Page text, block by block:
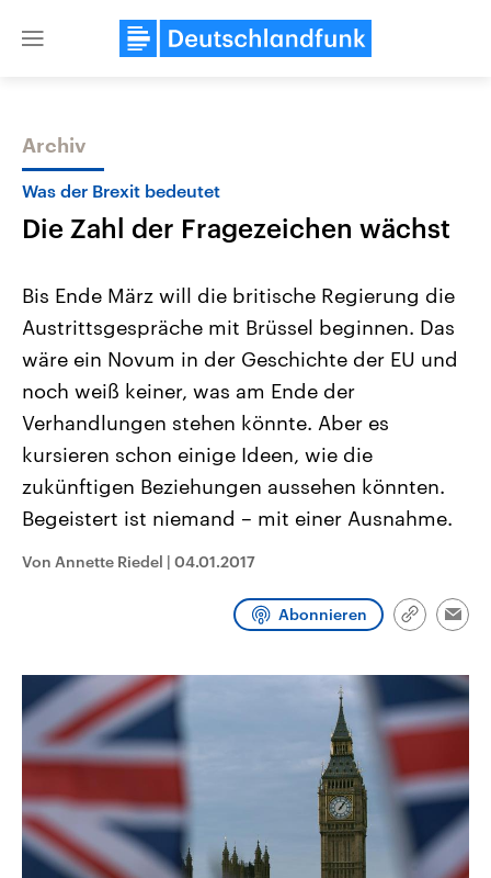
Close
Themen
Landtagswahl Sachsen-Anhalt
2026
Alle Informationen
Sachsen-Anhalt wählt am 6.
September 2026 einen neuen
Landtag. Seit 2021 wird das
Bundesland von einer Koalition aus
Umfragen, Prognosen,
und Hintergründe zu den Parteien
und Kandidaten der anstehenden
USA
Aktuelle Beiträge,
Hintergründe
Wirtschaftlich und
gehören die Vereinigten
den mächtigsten Ländern
mit großem Einfluss auf
Sendungen Programm
Archiv
Was der Brexit bedeutet
Die Zahl der Fragezeichen wächst
Bis Ende März will die britische Regierung die
Austrittsgespräche mit Brüssel beginnen. Das
wäre ein Novum in der Geschichte der EU und
noch weiß keiner, was am Ende der
Verhandlungen stehen könnte. Aber es
kursieren schon einige Ideen, wie die
zukünftigen Beziehungen aussehen könnten.
Begeistert ist niemand – mit einer Ausnahme.
Von Annette Riedel | 04.01.2017
Abonnieren
Link